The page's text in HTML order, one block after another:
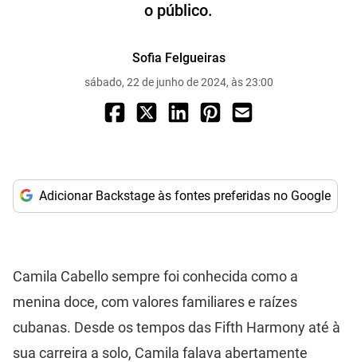
o público.
Sofia Felgueiras
sábado, 22 de junho de 2024, às 23:00
Adicionar Backstage às fontes preferidas no Google
Camila Cabello sempre foi conhecida como a
menina doce, com valores familiares e raízes
cubanas. Desde os tempos das Fifth Harmony até à
sua carreira a solo, Camila falava abertamente